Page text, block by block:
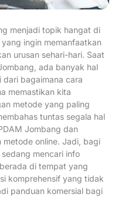
menjadi topik hangat di
ingin memanfaatkan
urusan sehari-hari. Saat
ada banyak hal
bagaimana cara
memastikan kita
metode yang paling
tuntas segala hal
Jombang dan
metode online. Jadi, bagi
mencari info
di tempat yang
komprehensif yang tidak
panduan komersial bagi